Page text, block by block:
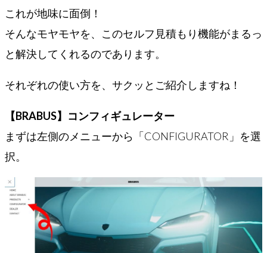
これが地味に面倒！
そんなモヤモヤを、このセルフ見積もり機能がまるっ
と解決してくれるのであります。
それぞれの使い方を、サクッとご紹介しますね！
【BRABUS】コンフィギュレーター
まずは左側のメニューから「CONFIGURATOR」を選
択。